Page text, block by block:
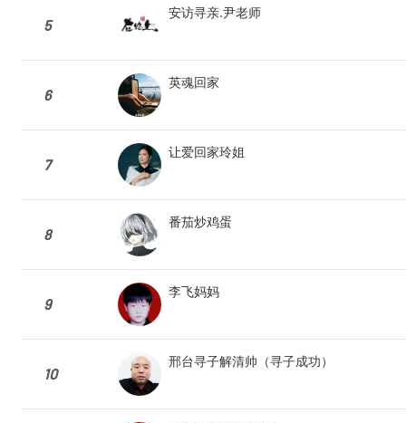
5
安访寻亲.尹老师
6
英魂回家
7
让爱回家玲姐
8
番茄炒鸡蛋
9
李飞妈妈
10
邢台寻子解清帅（寻子成功）